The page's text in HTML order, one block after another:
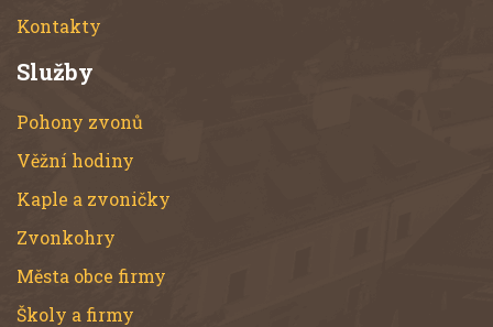
Kontakty
Služby
Pohony zvonů
Věžní hodiny
Kaple a zvoničky
Zvonkohry
Města obce firmy
Školy a firmy